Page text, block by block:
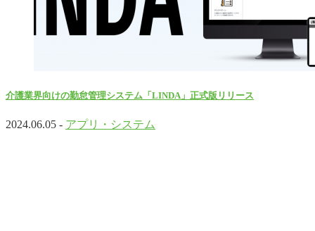
介護業界向けの勤怠管理システム「LINDA」正式版リリース
2024.06.05 - アプリ・システム